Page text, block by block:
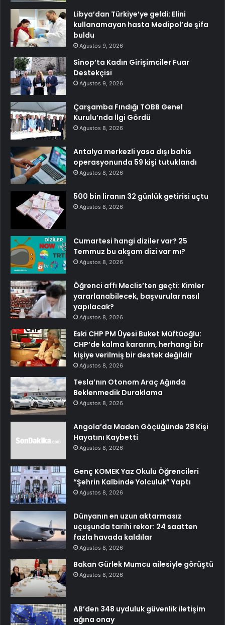
Libya’dan Türkiye’ye geldi: Elini
kullanamayan hasta Medipol’de şifa
buldu
Ağustos 9, 2026
Sinop’ta Kadın Girişimciler Fuar
Destekçisi
Ağustos 9, 2026
Çarşamba Fındığı TOBB Genel
Kurulu’nda İlgi Gördü
Ağustos 8, 2026
Antalya merkezli yasa dışı bahis
operasyonunda 59 kişi tutuklandı
Ağustos 8, 2026
500 bin liranın 32 günlük getirisi uçtu
Ağustos 8, 2026
Cumartesi hangi diziler var? 25
Temmuz bu akşam dizi var mı?
Ağustos 8, 2026
Öğrenci affı Meclis’ten geçti: Kimler
yararlanabilecek, başvurular nasıl
yapılacak?
Ağustos 8, 2026
Eski CHP PM Üyesi Buket Müftüoğlu:
CHP’de kalma kararım, herhangi bir
kişiye verilmiş bir destek değildir
Ağustos 8, 2026
Tesla’nın Otonom Araç Ağında
Beklenmedik Duraklama
Ağustos 8, 2026
Angola’da Maden Göçüğünde 28 Kişi
Hayatını Kaybetti
Ağustos 8, 2026
Genç KOMEK Yaz Okulu Öğrencileri
“Şehrin Kalbinde Yolculuk” Yaptı
Ağustos 8, 2026
Dünyanın en uzun aktarmasız
uçuşunda tarihi rekor: 24 saatten
fazla havada kaldılar
Ağustos 8, 2026
Bakan Gürlek Mumcu ailesiyle görüştü
Ağustos 8, 2026
AB’den 348 uyduluk güvenlik iletişim
ağına onay